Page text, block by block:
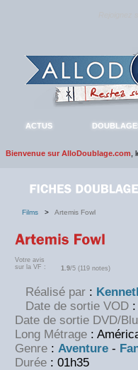
ACTUS
Bienvenue sur AlloDoublage.com
Films > Artemis Fowl
Votre avis
sur la VF :
1.9/5 (119 notes)
Réalisé par :
Date de sortie VOD
Date de sortie DVD/
Long Métrage :
Genre : Aventure -
Durée : 01h35